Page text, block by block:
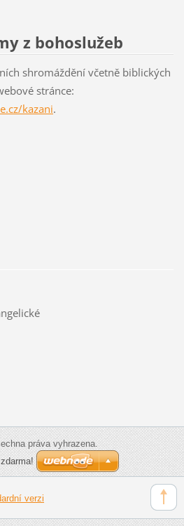
z bohoslužeb
shromáždění včetně biblických
stránce:
kazani.
práva vyhrazena.
verzi